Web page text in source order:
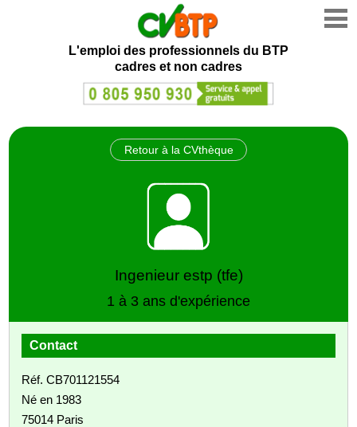
L'emploi des professionnels du BTP
cadres et non cadres
Retour à la CVthèque
Ingenieur estp (tfe)
1 à 3 ans d'expérience
Contact
Réf. CB701121554
Né en 1983
75014 Paris